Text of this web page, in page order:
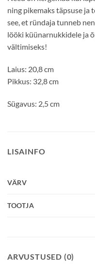
ning pikemaks täpsuse ja
see, et ründaja tunneb
lööki küünarnukkidele ja
vältimiseks!
Laius: 20,8 cm
Pikkus: 32,8 cm
Sügavus: 2,5 cm
LISAINFO
VÄRV
TOOTJA
ARVUSTUSED (0)